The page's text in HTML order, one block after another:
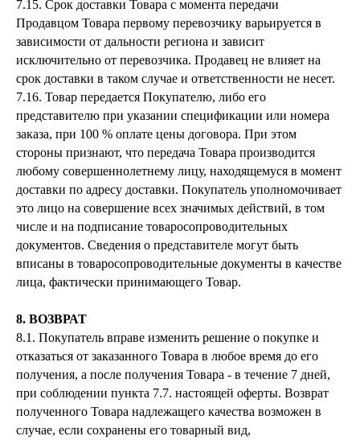
7.15. Срок доставки Товара с момента передачи
Продавцом Товара первому перевозчику варьируется в
зависимости от дальности региона и зависит
исключительно от перевозчика. Продавец не влияет на
срок доставки в таком случае и ответственности не несет.
7.16. Товар передается Покупателю, либо его
представителю при указании спецификации или номера
заказа, при 100 % оплате цены договора. При этом
стороны признают, что передача Товара производится
любому совершеннолетнему лицу, находящемуся в момент
доставки по адресу доставки. Покупатель уполномочивает
это лицо на совершение всех значимых действий, в том
числе и на подписание товаросопроводительных
документов. Сведения о представителе могут быть
вписаны в товаросопроводительные документы в качестве
лица, фактически принимающего Товар.
8. ВОЗВРАТ
8.1. Покупатель вправе изменить решение о покупке и
отказаться от заказанного Товара в любое время до его
получения, а после получения Товара - в течение 7 дней,
при соблюдении пункта 7.7. настоящей оферты. Возврат
полученного Товара надлежащего качества возможен в
случае, если сохранены его товарный вид,